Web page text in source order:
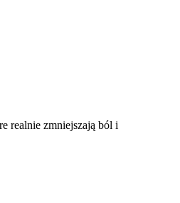
realnie zmniejszają ból i